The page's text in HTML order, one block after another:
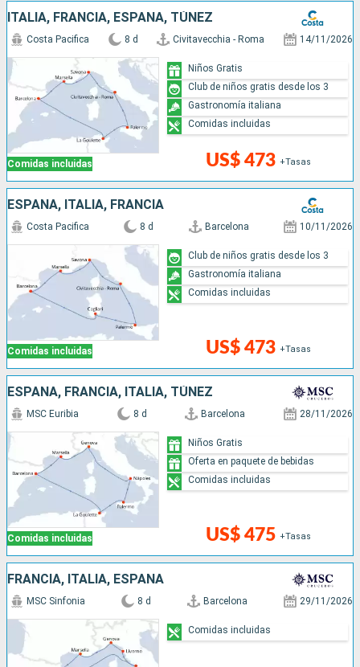
ITALIA, FRANCIA, ESPAÑA, TÚNEZ
Comidas incluidas
Costa Pacifica 8 d Civitavecchia - Roma 14/11/2026
US$ 473 +Tasas
Niños Gratis
Club de niños gratis desde los 3
Gastronomía italiana
Comidas incluidas
ESPAÑA, ITALIA, FRANCIA
Comidas incluidas
Costa Pacifica 8 d Barcelona 10/11/2026
US$ 473 +Tasas
Club de niños gratis desde los 3
Gastronomía italiana
Comidas incluidas
ESPAÑA, FRANCIA, ITALIA, TÚNEZ
Comidas incluidas
MSC Euribia 8 d Barcelona 28/11/2026
US$ 475 +Tasas
Niños Gratis
Oferta en paquete de bebidas
Comidas incluidas
FRANCIA, ITALIA, ESPAÑA
MSC Sinfonia 8 d Barcelona 29/11/2026
Comidas incluidas